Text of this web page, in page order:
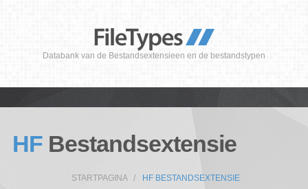
Databank van de Bestandsextensieen en de bestandstypen
HF Bestandsextensie
STARTPAGINA HF BESTANDSEXTENSIE